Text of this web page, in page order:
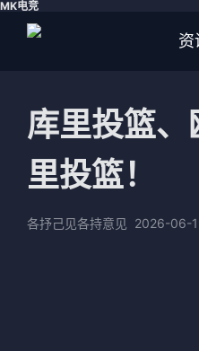
MK电竞
资
库里投篮
里投篮！
各抒己见各持意见 2026-06-